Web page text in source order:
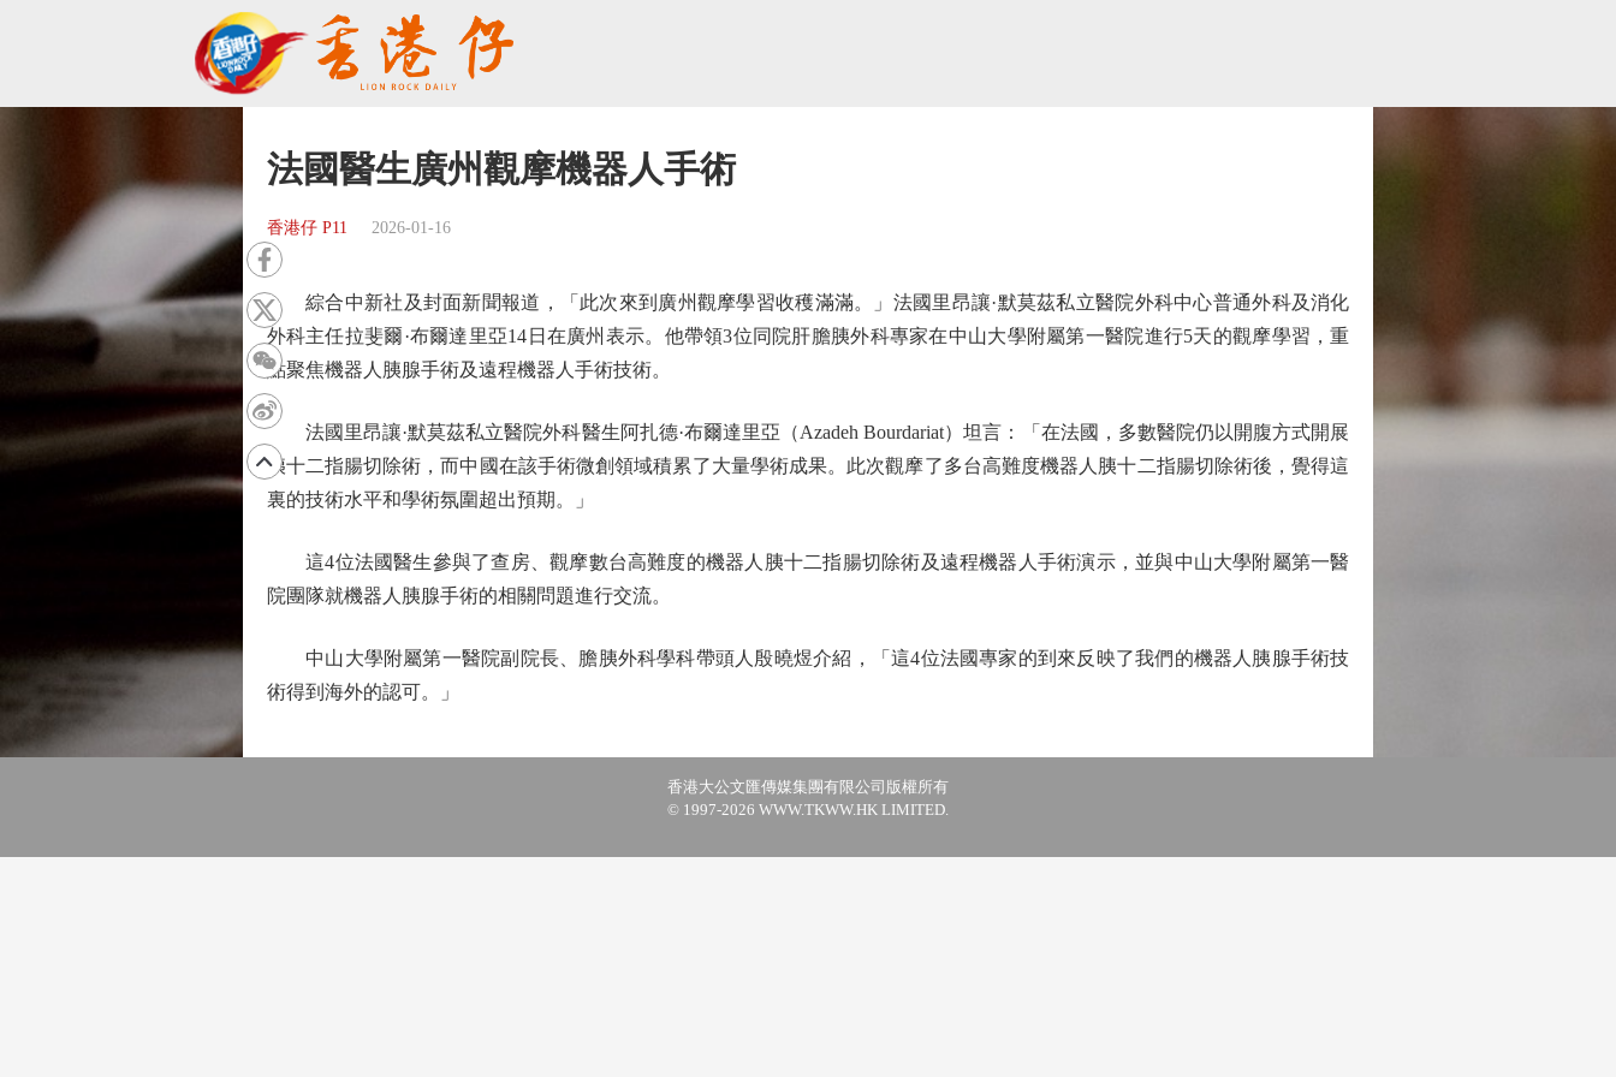
法國醫生廣州觀摩機器人手術
香港仔 P11 2026-01-16
綜合中新社及封面新聞報道，「此次來到廣州觀摩學習收穫滿滿。」法國里昂讓·默莫茲私立醫院外科中心普通外科及消化
外科主任拉斐爾·布爾達里亞14日在廣州表示。他帶領3位同院肝膽胰外科專家在中山大學附屬第一醫院進行5天的觀摩學習，重
點聚焦機器人胰腺手術及遠程機器人手術技術。
法國里昂讓·默莫茲私立醫院外科醫生阿扎德·布爾達里亞（Azadeh Bourdariat）坦言：「在法國，多數醫院仍以開腹方式開展
胰十二指腸切除術，而中國在該手術微創領域積累了大量學術成果。此次觀摩了多台高難度機器人胰十二指腸切除術後，覺得這
裏的技術水平和學術氛圍超出預期。」
這4位法國醫生參與了查房、觀摩數台高難度的機器人胰十二指腸切除術及遠程機器人手術演示，並與中山大學附屬第一醫
院團隊就機器人胰腺手術的相關問題進行交流。
中山大學附屬第一醫院副院長、膽胰外科學科帶頭人殷曉煜介紹，「這4位法國專家的到來反映了我們的機器人胰腺手術技
術得到海外的認可。」
香港大公文匯傳媒集團有限公司版權所有
© 1997-2026 WWW.TKWW.HK LIMITED.